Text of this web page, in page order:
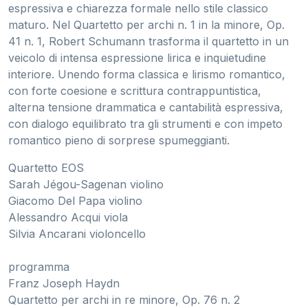
espressiva e chiarezza formale nello stile classico
maturo. Nel Quartetto per archi n. 1 in la minore, Op.
41 n. 1, Robert Schumann trasforma il quartetto in un
veicolo di intensa espressione lirica e inquietudine
interiore. Unendo forma classica e lirismo romantico,
con forte coesione e scrittura contrappuntistica,
alterna tensione drammatica e cantabilità espressiva,
con dialogo equilibrato tra gli strumenti e con impeto
romantico pieno di sorprese spumeggianti.
Quartetto EOS
Sarah Jégou-Sagenan violino
Giacomo Del Papa violino
Alessandro Acqui viola
Silvia Ancarani violoncello
programma
Franz Joseph Haydn
Quartetto per archi in re minore, Op. 76 n. 2